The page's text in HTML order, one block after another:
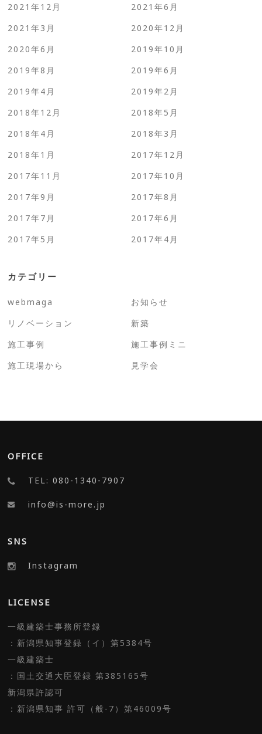
2021年12月
2021年6月
2021年3月
2020年12月
2020年6月
2019年10月
2019年8月
2019年6月
2019年4月
2019年2月
2018年12月
2018年5月
2018年4月
2018年3月
2018年1月
2017年12月
2017年11月
2017年10月
2017年9月
2017年8月
2017年7月
2017年6月
2017年5月
2017年4月
カテゴリー
webmaga
お知らせ
リノベーション
新築
施工事例
施工事例ミニ
施工現場から
見学会
OFFICE
TEL: 080-1340-7907
info@is-more.jp
SNS
Instagram
LICENSE
一級建築士事務所登録
：新潟県知事登録（イ）第5384号
一級建築士
：国土交通大臣登録 第385165号
新潟県許認可
：新潟県知事 許可（般-7）第46009号